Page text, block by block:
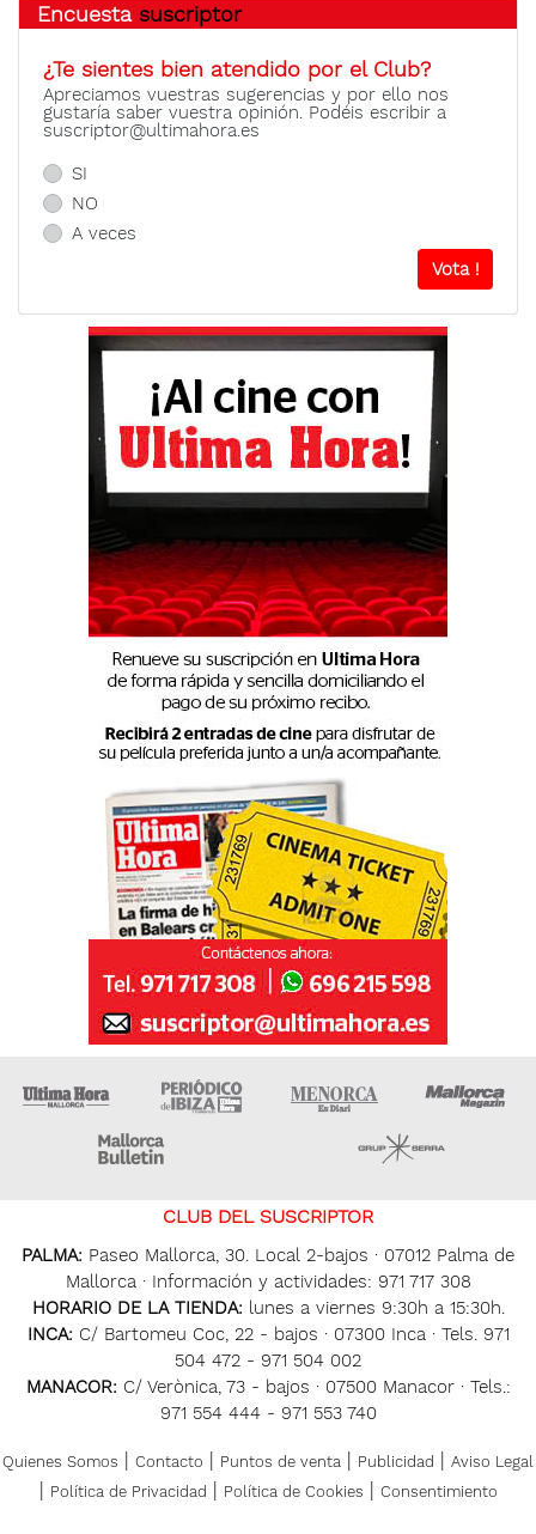
Encuesta suscriptor
¿Te sientes bien atendido por el Club?
Apreciamos vuestras sugerencias y por ello nos
gustaría saber vuestra opinión. Podéis escribir a
suscriptor@ultimahora.es
SI
NO
A veces
Ultima Hora Ultima hora Ibiza Menorca • Es Diari
CLUB DEL SUSCRIPTOR
PALMA: Paseo Mallorca, 30. Local 2-bajos · 07012 Palma de
Mallorca · Información y actividades: 971 717 308
HORARIO DE LA TIENDA: lunes a viernes 9:30h a 15:30h.
INCA: C/ Bartomeu Coc, 22 - bajos · 07300 Inca · Tels. 971
504 472 - 971 504 002
MANACOR: C/ Verònica, 73 - bajos · 07500 Manacor · Tels.:
971 554 444 - 971 553 740
Quienes Somos Contacto Puntos de venta Publicidad Aviso Legal
Política de Privacidad Política de Cookies Consentimiento